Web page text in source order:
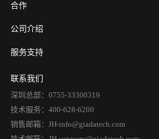
合作
公司介绍
服务支持
联系我们
深圳总部：0755-33300319
技术服务：400-628-6200
销售邮箱：JH-info@giadatech.com